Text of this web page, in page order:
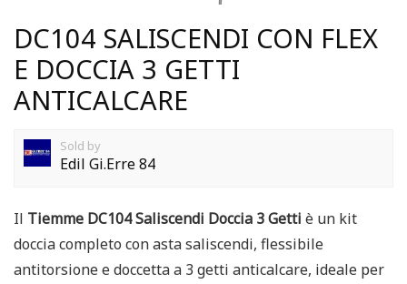
DC104 SALISCENDI CON FLEX
E DOCCIA 3 GETTI
ANTICALCARE
Sold by
Edil Gi.Erre 84
Il Tiemme DC104 Saliscendi Doccia 3 Getti è un kit
doccia completo con asta saliscendi, flessibile
antitorsione e doccetta a 3 getti anticalcare, ideale per